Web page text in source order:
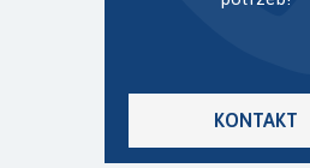
KONTAKT